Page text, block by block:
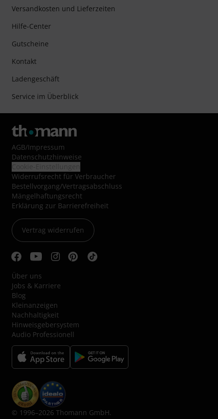
Versandkosten und Lieferzeiten
Hilfe-Center
Gutscheine
Kontakt
Ladengeschäft
Service im Überblick
AGB/Impressum
Datenschutzhinweise
Widerrufsrecht für Verbraucher
Bestellvorgang/Vertragsabschluss
Mängelhaftungsrecht
Erklärung zur Barrierefreiheit
Vertrag widerrufen
Über uns
Jobs & Karriere
Blog
Kleinanzeigen
Nachhaltigkeit
Hinweisgebersystem
Audio Professionell
© 1996–2026 Thomann GmbH.